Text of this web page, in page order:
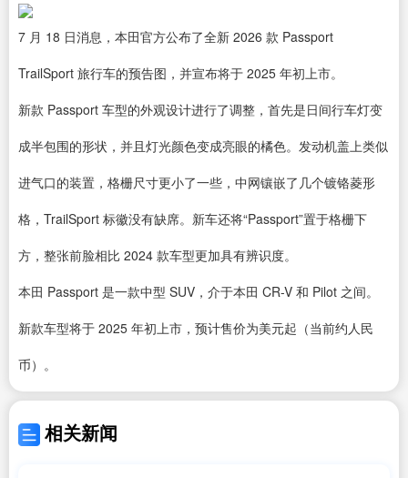
7 月 18 日消息，本田官方公布了全新 2026 款 Passport
TrailSport 旅行车的预告图，并宣布将于 2025 年初上市。
新款 Passport 车型的外观设计进行了调整，首先是日间行车灯变
成半包围的形状，并且灯光颜色变成亮眼的橘色。发动机盖上类似
进气口的装置，格栅尺寸更小了一些，中网镶嵌了几个镀铬菱形
格，TrailSport 标徽没有缺席。新车还将“Passport”置于格栅下
方，整张前脸相比 2024 款车型更加具有辨识度。
本田 Passport 是一款中型 SUV，介于本田 CR-V 和 Pilot 之间。
新款车型将于 2025 年初上市，预计售价为美元起（当前约人民
币）。
相关新闻